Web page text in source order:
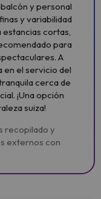
y personal
y variabilidad
estancias cortas,
para
A
en el servicio del
cerca de
¡Una opción
suiza!
recopilado y
externos con